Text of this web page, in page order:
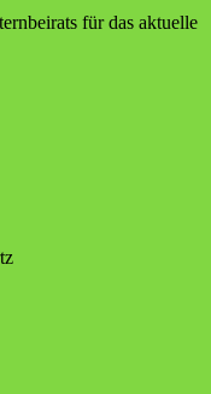
für das aktuelle